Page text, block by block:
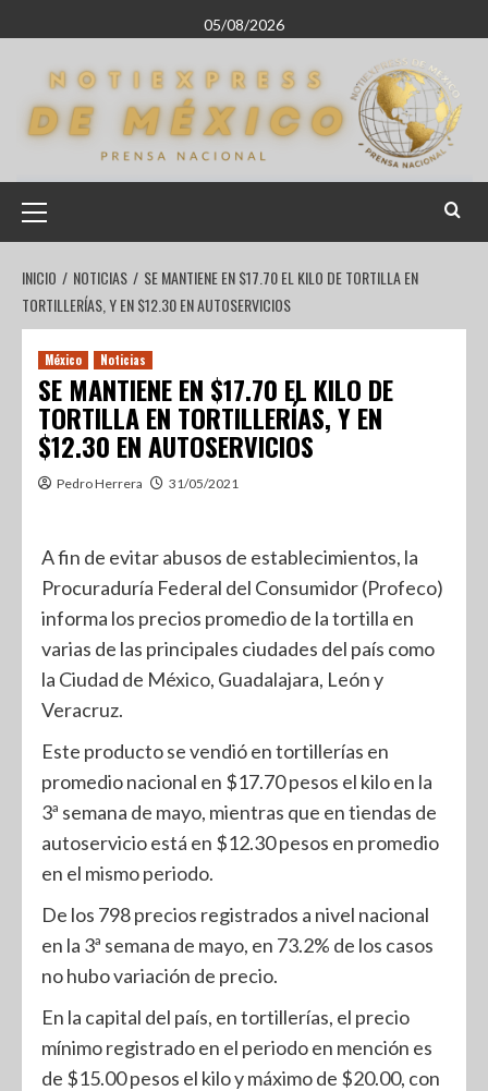
05/08/2026
INICIO NOTICIAS
SE MANTIENE EN $17.70 EL KILO DE TORTILLA EN
TORTILLERÍAS, Y EN $12.30 EN AUTOSERVICIOS
México Noticias
SE MANTIENE EN $17.70 EL KILO DE
TORTILLA EN TORTILLERÍAS, Y EN
$12.30 EN AUTOSERVICIOS
Pedro Herrera 31/05/2021
A fin de evitar abusos de establecimientos, la
Procuraduría Federal del Consumidor (Profeco)
informa los precios promedio de la tortilla en
varias de las principales ciudades del país como
la Ciudad de México, Guadalajara, León y
Veracruz.
Este producto se vendió en tortillerías en
promedio nacional en $17.70 pesos el kilo en la
3ª semana de mayo, mientras que en tiendas de
autoservicio está en $12.30 pesos en promedio
en el mismo periodo.
De los 798 precios registrados a nivel nacional
en la 3ª semana de mayo, en 73.2% de los casos
no hubo variación de precio.
En la capital del país, en tortillerías, el precio
mínimo registrado en el periodo en mención es
de $15.00 pesos el kilo y máximo de $20.00, con